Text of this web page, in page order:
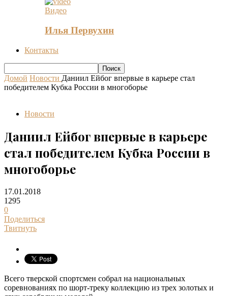
Видео
Илья Первухин
Контакты
Домой Новости Даниил Ейбог впервые в карьере стал
победителем Кубка России в многоборье
Новости
Даниил Ейбог впервые в карьере
стал победителем Кубка России в
многоборье
17.01.2018
1295
0
Поделиться
Твитнуть
Всего тверской спортсмен собрал на национальных
соревнованиях по шорт-треку коллекцию из трех золотых и